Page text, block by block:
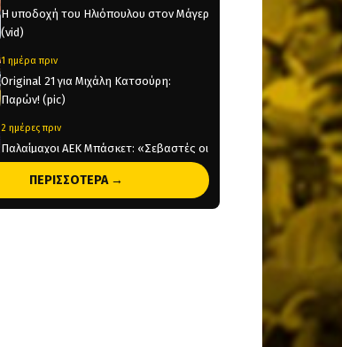
Η υποδοχή του Ηλιόπουλου στον Μάγερ
(vid)
1 ημέρα πριν
Original 21 για Μιχάλη Κατσούρη:
Παρών! (pic)
2 ημέρες πριν
Παλαίμαχοι ΑΕΚ Μπάσκετ: «Σεβαστές οι
κόσμου μας»
ΠΕΡΙΣΣΟΤΕΡΑ →